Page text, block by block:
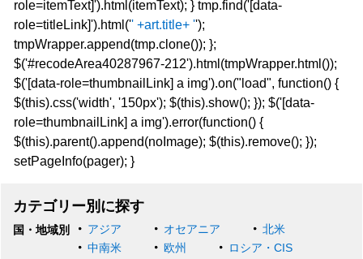
role=itemText]').html(itemText); } tmp.find('[data-
role=titleLink]').html('' +art.title+ '');
tmpWrapper.append(tmp.clone()); };
$('#recodeArea40287967-212').html(tmpWrapper.html());
$('[data-role=thumbnailLink] a img').on("load", function() {
$(this).css('width', '150px'); $(this).show(); }); $('[data-
role=thumbnailLink] a img').error(function() {
$(this).parent().append(noImage); $(this).remove(); });
setPageInfo(pager); }
カテゴリー別に探す
国・地域別 アジア オセアニア
北米
中南米
欧州
ロシア・CIS